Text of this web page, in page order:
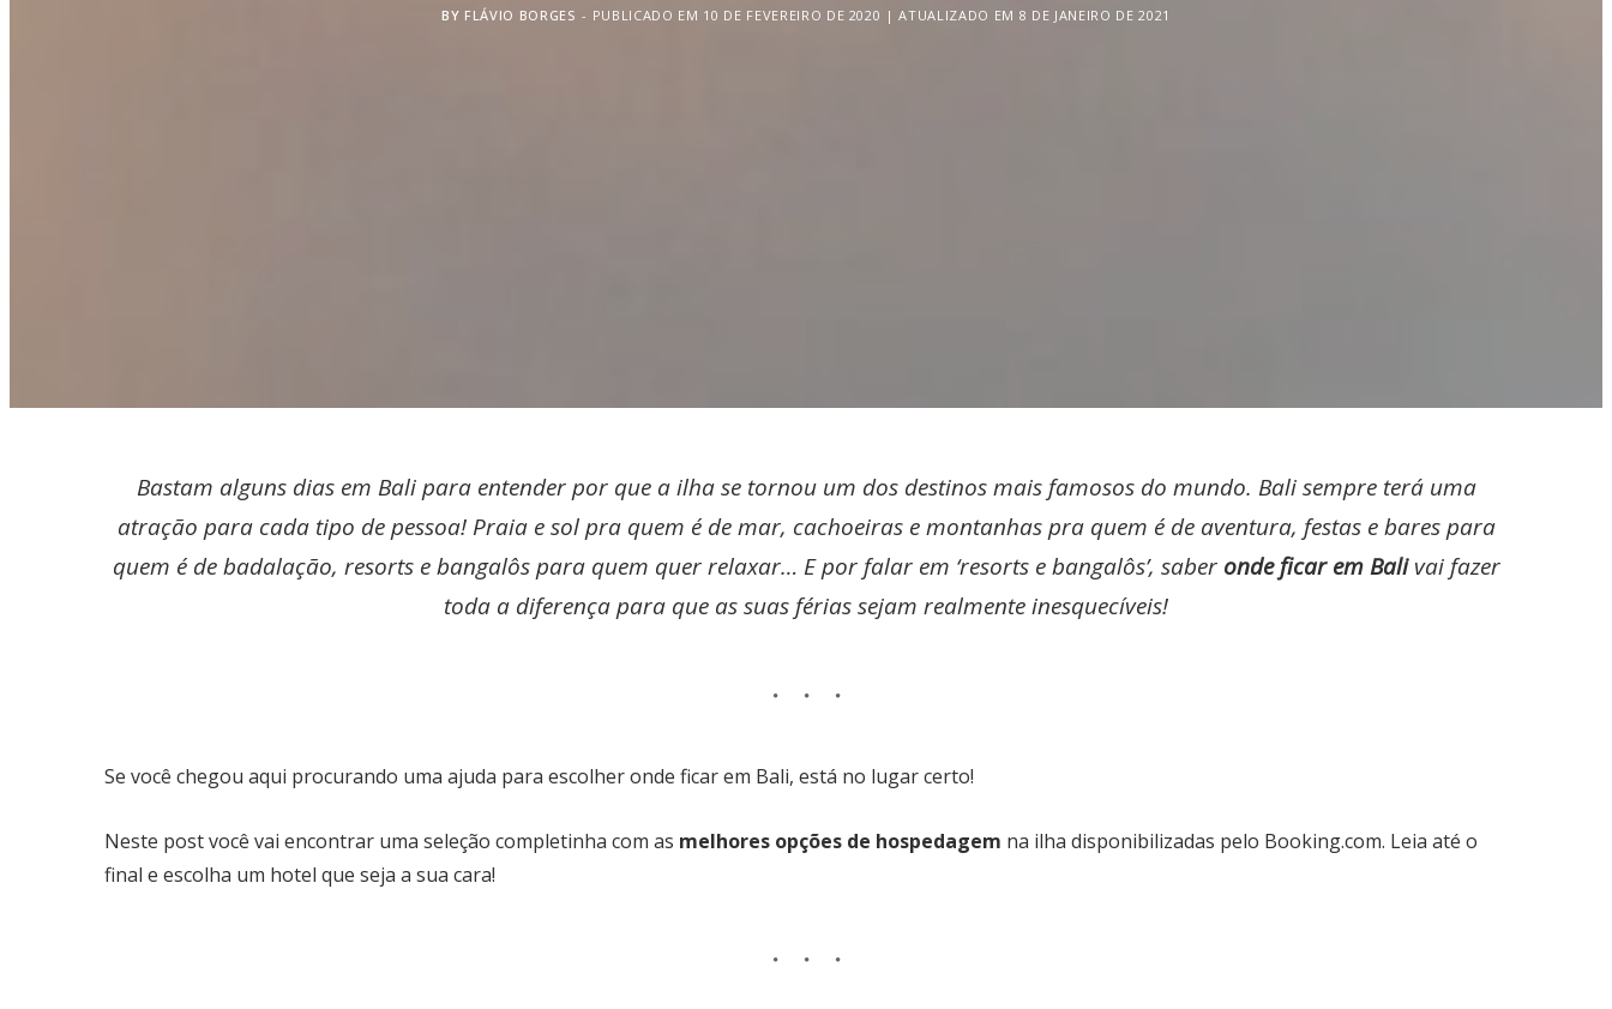
BY FLÁVIO BORGES PUBLICADO EM 10 DE FEVEREIRO DE 2020 | ATUALIZADO EM 8 DE JANEIRO DE 2021
Bastam alguns dias em Bali para entender por que a ilha se tornou um dos destinos mais famosos do mundo. Bali sempre terá uma
atração para cada tipo de pessoa! Praia e sol pra quem é de mar, cachoeiras e montanhas pra quem é de aventura, festas e bares para
quem é de badalação, resorts e bangalôs para quem quer relaxar… E por falar em ‘resorts e bangalôs’, saber onde ficar em Balivai fazer
toda a diferença para que as suas férias sejam realmente inesquecíveis!
Se você chegou aqui procurando uma ajuda para escolher onde ficar em Bali, está no lugar certo!
Neste post você vai encontrar uma seleção completinha com as melhores opções de hospedagem na ilha disponibilizadas pelo Booking.com. Leia até o
final e escolha um hotel que seja a sua cara!